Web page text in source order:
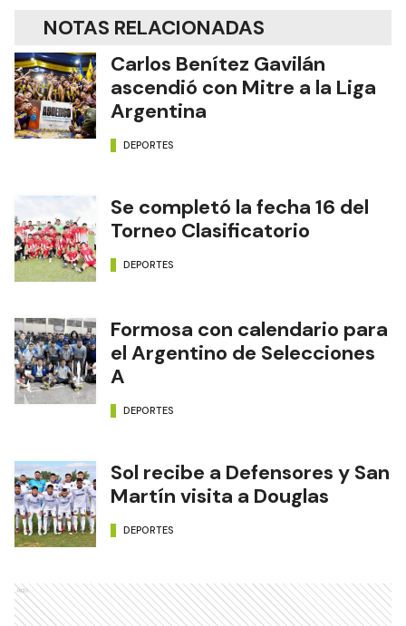
NOTAS RELACIONADAS
Carlos Benítez Gavilán
ascendió con Mitre a la Liga
Argentina
DEPORTES
Se completó la fecha 16 del
Torneo Clasificatorio
DEPORTES
Formosa con calendario para
el Argentino de Selecciones
A
DEPORTES
Sol recibe a Defensores y San
Martín visita a Douglas
DEPORTES
Ads